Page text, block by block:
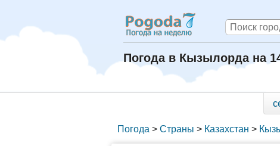
Погода в Кызылорда на
Погода > Страны > Казахстан >